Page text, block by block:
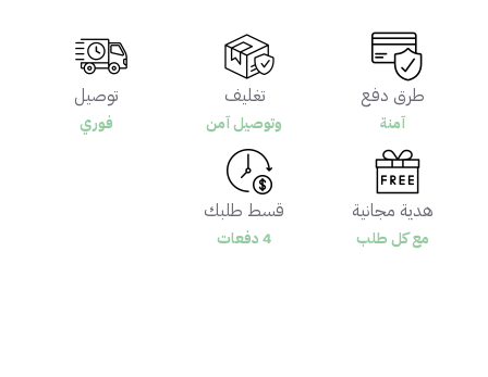
طرق دفع
آمنة
تغليف
وتوصيل آمن
توصيل
فوري
هدية مجانية
مع كل طلب
قسط طلبك
4 دفعات